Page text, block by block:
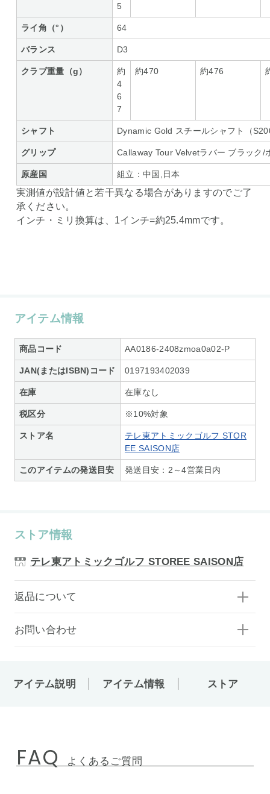
5
ライ角（°） 64
バランス D3
クラブ重量（g）
約
4
6
7
約470 約476
シャフト Dynamic Gold スチールシャフト（
グリップ Callaway Tour Velvetラバー ブラック/
原産国 組立：中国,日本
実測値が設計値と若干異なる場合がありますのでご了
承ください。
インチ・ミリ換算は、1インチ=約25.4mmです。
アイテム情報
商品コード AA0186-2408zmoa0a02-P
JAN(またはISBN)コード 0197193402039
在庫 在庫なし
税区分 ※10%対象
ストア名
テレ東アトミックゴルフ STOR
EE SAISON店
このアイテムの発送目安 発送目安：2～4営業日内
ストア情報
テレ東アトミックゴルフ STOREE SAISON店
返品について
お問い合わせ
アイテム説明 アイテム情報 ストア
FAQ よくあるご質問